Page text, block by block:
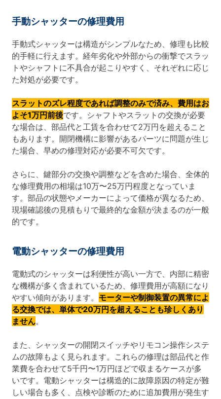
手動シャッターの修理費用
手動式シャッターは構造がシンプルなため、修理も比較
的手軽に行えます。経年劣化や外部からの衝撃でスラッ
トやシャフトに不具合が起こりやすく、それぞれに応じ
た対処が必要です。
スラットのズレ程度であれば調整のみで済み、費用はお
よそ1万円前後です。シャフトやスラットの交換が必要
な場合は、部品代と工賃を合わせて2万円を超えること
もあります。開閉機構に影響があるパーツに問題が生じ
た場合、早めの修理対応が必要不可欠です。
さらに、鍵部分の交換や調整などを含めた場合、全体的
な修理費用の相場は10万〜25万円程度となっていま
す。部品の状態やメーカーによって価格が異なるため、
現場確認後の見積もりで最終的な金額が決まるのが一般
的です。
電動シャッターの修理費用
電動式のシャッターは利便性が高い一方で、内部に精密
な機構が多く含まれているため、修理費用が高額になり
やすい傾向があります。 モーターや制御装置の異常によ
る交換では、単体で20万円を超えることも珍しくあり
ません。
また、シャッターの開閉スイッチやリモコン操作システ
ムの故障もよく見られます。これらの修理は部品代と作
業費を合わせて5千円〜1万円ほどで収まるケースが多
いです。電動シャッターは構造的に故障原因の特定が難
しい場合も多く、点検や診断のために追加費用が発生す